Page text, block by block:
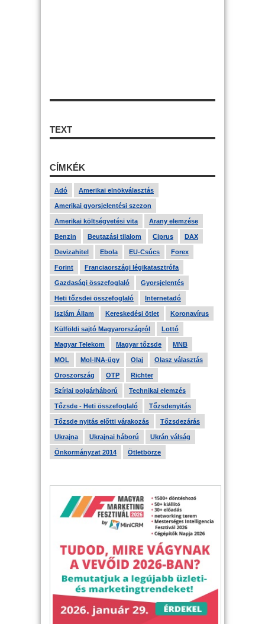
TEXT
CÍMKÉK
Adó Amerikai elnökválasztás
Amerikai gyorsjelentési szezon
Amerikai költségvetési vita Arany elemzése
Benzin Beutazási tilalom Ciprus DAX
Devizahitel Ebola EU-Csúcs Forex
Forint Franciaországi légikatasztrófa
Gazdasági összefoglaló Gyorsjelentés
Heti tőzsdei összefoglaló Internetadó
Iszlám Állam Kereskedési ötlet Koronavírus
Külföldi sajtó Magyarországról Lottó
Magyar Telekom Magyar tőzsde MNB
MOL Mol-INA-ügy Olaj Olasz választás
Oroszország OTP Richter
Szíriai polgárháború Technikai elemzés
Tőzsde - Heti összefoglaló Tőzsdenyitás
Tőzsde nyitás előtti várakozás Tőzsdezárás
Ukrajna Ukrajnai háború Ukrán válság
Önkormányzat 2014 Ötletbörze